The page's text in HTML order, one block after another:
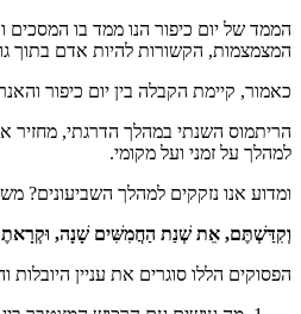
הממד של יום כיפור הנו ממד בו
המצמצמות, הקשורות להיות אדם בתוך
כאמור, קיימת הקבלה בין יום כיפור
הריתמוס השנתי במהלך הדרגתי, מחזיר
למהלך על זמני ועל מקומי.
ומדוע אנו נזקקים למהלך השביעונים?
וְקִדַּשְׁתֶּם, אֵת שְׁנַת הַחֲמִשִּׁים שָׁנָה,
הפסוקים הללו סוגרים את עניין